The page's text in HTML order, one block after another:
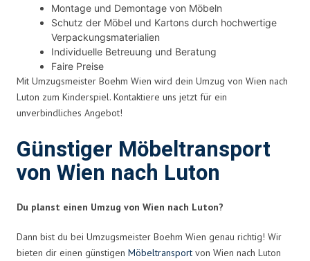
Montage und Demontage von Möbeln
Schutz der Möbel und Kartons durch hochwertige
Verpackungsmaterialien
Individuelle Betreuung und Beratung
Faire Preise
Mit Umzugsmeister Boehm Wien wird dein Umzug von Wien nach
Luton zum Kinderspiel. Kontaktiere uns jetzt für ein
unverbindliches Angebot!
Günstiger Möbeltransport
von Wien nach Luton
Du planst einen Umzug von Wien nach Luton?
Dann bist du bei Umzugsmeister Boehm Wien genau richtig! Wir
bieten dir einen günstigen Möbeltransport von Wien nach Luton